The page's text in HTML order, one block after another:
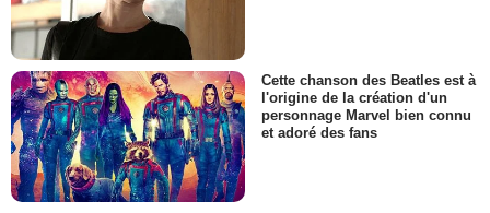
Cette chanson des Beatles est à
l'origine de la création d'un
personnage Marvel bien connu
et adoré des fans